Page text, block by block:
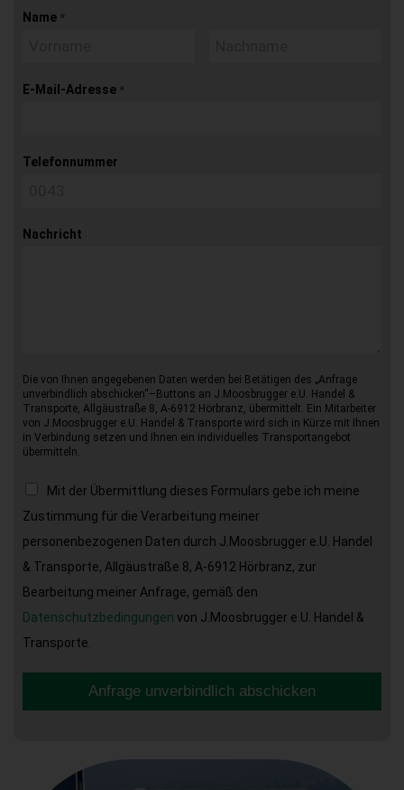
Name *
E-Mail-Adresse *
Telefonnummer
Nachricht
Die von Ihnen angegebenen Daten werden bei Betätigen des „Anfrage
unverbindlich abschicken“–Buttons an J.Moosbrugger e.U. Handel &
Transporte, Allgäustraße 8, A-6912 Hörbranz, übermittelt. Ein Mitarbeiter
von J.Moosbrugger e.U. Handel & Transporte wird sich in Kürze mit Ihnen
in Verbindung setzen und Ihnen ein individuelles Transportangebot
übermitteln.
Mit der Übermittlung dieses Formulars gebe ich meine
Zustimmung für die Verarbeitung meiner
personenbezogenen Daten durch J.Moosbrugger e.U. Handel
& Transporte, Allgäustraße 8, A-6912 Hörbranz, zur
Bearbeitung meiner Anfrage, gemäß den
Datenschutzbedingungen von J.Moosbrugger e.U. Handel &
Transporte.
Anfrage unverbindlich abschicken